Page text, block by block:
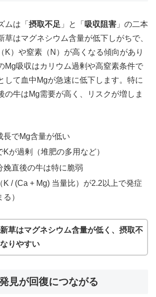
ムは「 摂取不足 」と「 吸収阻害 」の二本
草はマグネシウム含量が低下しがちで、
K）や窒素（N）が高くなる傾向があり
Mg吸収はカリウム過剰や高窒素条件で
して血中Mgが急速に低下します。特に
の牛はMg需要が高く、リスクが増しま
長でMg含量が低い
Kが過剰（堆肥の多用など）
娩直後の牛は特に脆弱
K / (Ca + Mg) 当量比）が2.2以上で発症
）
草はマグネシウム含量が低く、摂取不
りやすい
見が回復につながる